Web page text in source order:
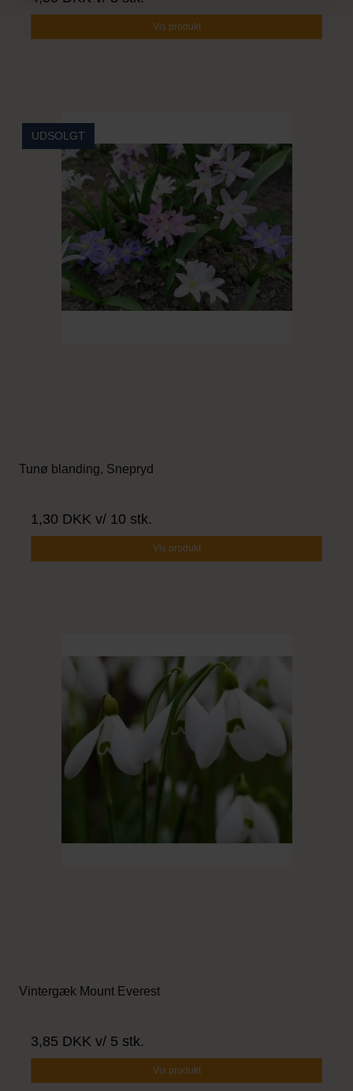
Vis produkt
UDSOLGT
Tunø blanding, Snepryd
1,30 DKK v/ 10 stk.
Vis produkt
Vintergæk Mount Everest
3,85 DKK v/ 5 stk.
Vis produkt